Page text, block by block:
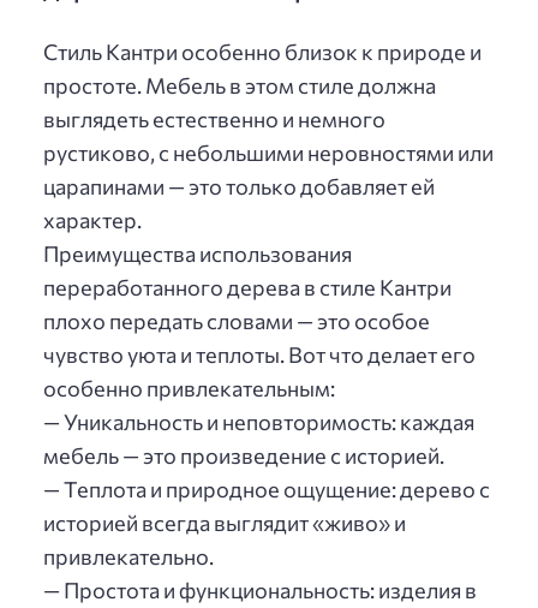
Стиль Кантри особенно близок к природе и
простоте. Мебель в этом стиле должна
выглядеть естественно и немного
рустиково, с небольшими неровностями или
царапинами — это только добавляет ей
характер.
Преимущества использования
переработанного дерева в стиле Кантри
плохо передать словами — это особое
чувство уюта и теплоты. Вот что делает его
особенно привлекательным:
— Уникальность и неповторимость: каждая
мебель — это произведение с историей.
— Теплота и природное ощущение: дерево с
историей всегда выглядит «живо» и
привлекательно.
— Простота и функциональность: изделия в